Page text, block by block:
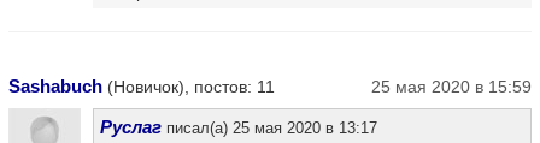
Sashabuch (Новичок), постов: 11 25 мая 2020 в 15:59
Руслаг писал(а) 25 мая 2020 в 13:17